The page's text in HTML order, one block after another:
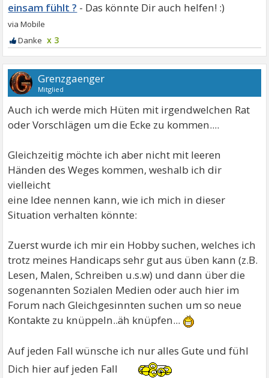
einsam fühlt ?
x 3
Grenzgaenger
Mitglied
Auch ich werde mich Hüten mit irgendwelchen Rat
oder Vorschlägen um die Ecke zu kommen....
Gleichzeitig möchte ich aber nicht mit leeren
Händen des Weges kommen, weshalb ich dir
vielleicht
eine Idee nennen kann, wie ich mich in dieser
Situation verhalten könnte:
Zuerst wurde ich mir ein Hobby suchen, welches ich
trotz meines Handicaps sehr gut aus üben kann (z.B.
Lesen, Malen, Schreiben u.s.w) und dann über die
sogenannten Sozialen Medien oder auch hier im
Forum nach Gleichgesinnten suchen um so neue
Kontakte zu knüppeln..äh knüpfen...
Auf jeden Fall wünsche ich nur alles Gute und fühl
Dich hier auf jeden Fall